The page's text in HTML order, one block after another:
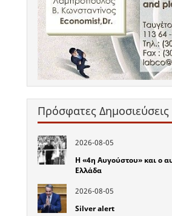
Πρόσφατες Δημοσιεύσεις
2026-08-05
Η «4η Αυγούστου» και ο
Ελλάδα
2026-08-05
Silver alert